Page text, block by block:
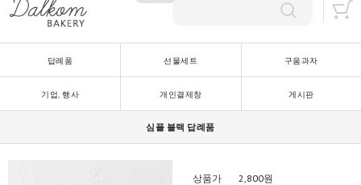
답례품 선물세트 구움과자
기업, 행사 개인결제창 게시판
심플 블랙 답례품
상품가 2,800원